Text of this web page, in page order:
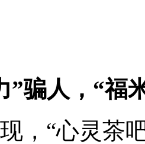
”骗人，“福
，“心灵茶